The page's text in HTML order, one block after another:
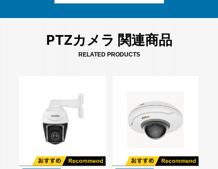
PTZカメラ 関連商品
RELATED PRODUCTS